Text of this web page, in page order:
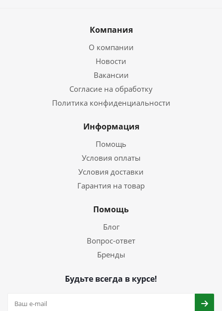
Компания
О компании
Новости
Вакансии
Согласие на обработку
Политика конфиденциальности
Информация
Помощь
Условия оплаты
Условия доставки
Гарантия на товар
Помощь
Блог
Вопрос-ответ
Бренды
Будьте всегда в курсе!